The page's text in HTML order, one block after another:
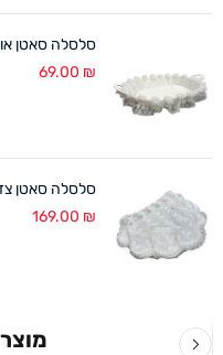
סלסלה סאטן אובלית 50/
69.00 ₪
סלסלה סאטן צדפה 55/36+16
169.00 ₪